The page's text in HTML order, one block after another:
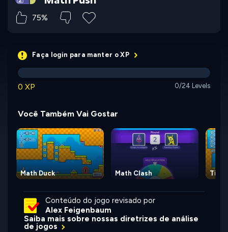
75%
Faça login para manter o XP
0 XP 0/24 Levels
Você Também Vai Gostar
Math Duck Math Clash
Conteúdo do jogo revisado por
Alex Feigenbaum
Saiba mais sobre nossas diretrizes de análise
de jogos